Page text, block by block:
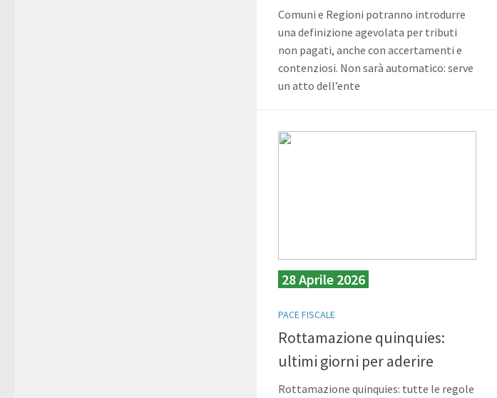
Comuni e Regioni potranno introdurre
una definizione agevolata per tributi
non pagati, anche con accertamenti e
contenziosi. Non sarà automatico: serve
un atto dell’ente
28 Aprile 2026
PACE FISCALE
Rottamazione quinquies:
ultimi giorni per aderire
Rottamazione quinquies: tutte le regole